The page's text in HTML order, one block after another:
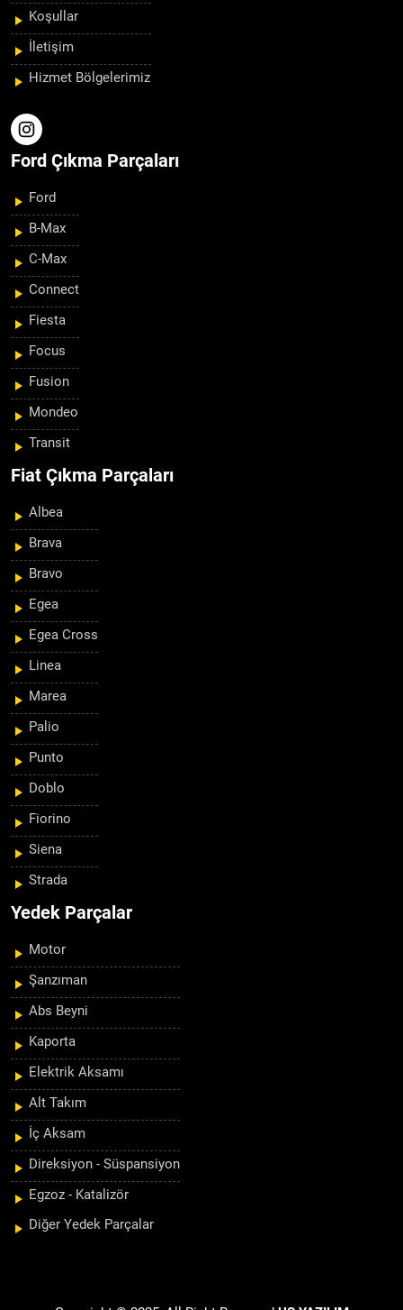
Koşullar
İletişim
Hizmet Bölgelerimiz
Ford Çıkma Parçaları
Ford
B-Max
C-Max
Connect
Fiesta
Focus
Fusion
Mondeo
Transit
Fiat Çıkma Parçaları
Albea
Brava
Bravo
Egea
Egea Cross
Linea
Marea
Palio
Punto
Doblo
Fiorino
Siena
Strada
Yedek Parçalar
Motor
Şanzıman
Abs Beyni
Kaporta
Elektrik Aksamı
Alt Takım
İç Aksam
Direksiyon - Süspansiyon
Egzoz - Katalizör
Diğer Yedek Parçalar